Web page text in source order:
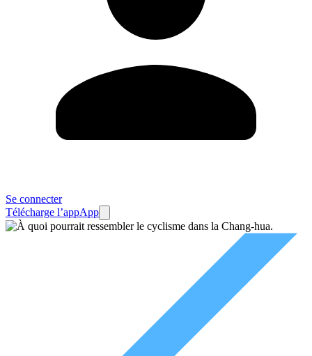
Se connecter
Télécharge l’appApp